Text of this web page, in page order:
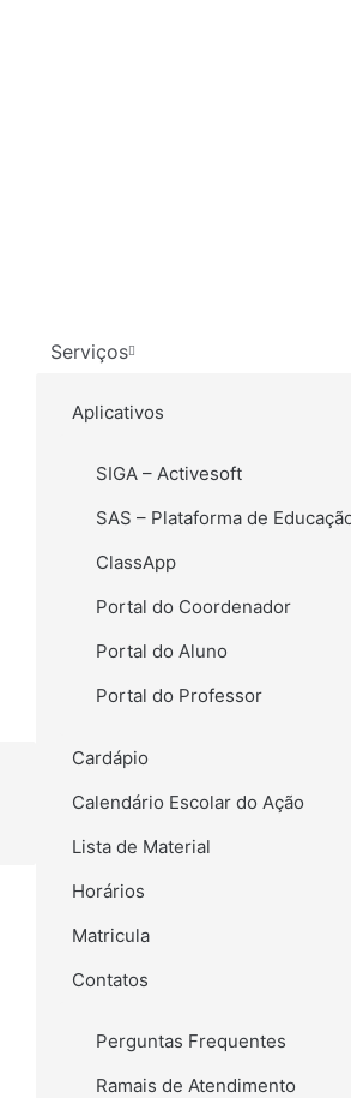
Serviços
Aplicativos
SIGA – Activesoft
SAS – Plataforma de
ClassApp
Portal do Coordenador
Portal do Aluno
Portal do Professor
Cardápio
Calendário Escolar do Ação
Lista de Material
Horários
Matricula
Contatos
Perguntas Frequentes
Ramais de Atendimento